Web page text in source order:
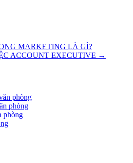
MARKETING LÀ GÌ?
ACCOUNT EXECUTIVE →
phòng
phòng
phòng